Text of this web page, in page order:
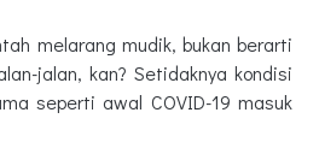
melarang mudik, bukan berarti
jalan, kan? Setidaknya kondisi
seperti awal COVID-19 masuk